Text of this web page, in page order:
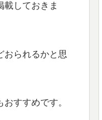
載しておきま
おられるかと思
すすめです。